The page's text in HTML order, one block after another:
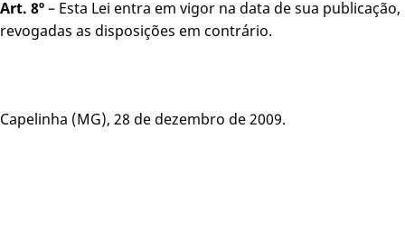
Art. 8º– Esta Lei entra em vigor na data de sua publicação,
revogadas as disposições em contrário.
Capelinha (MG), 28 de dezembro de 2009.